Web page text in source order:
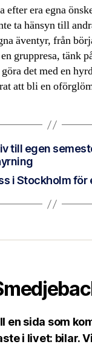
efter era egna
ta hänsyn till
äventyr, från
gruppresa, tänk
det med en
att bli en
till egen
i Stockholm för
en sida som
i livet: bilar.